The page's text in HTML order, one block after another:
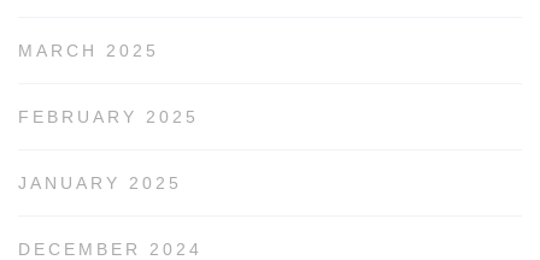
MARCH 2025
FEBRUARY 2025
JANUARY 2025
DECEMBER 2024